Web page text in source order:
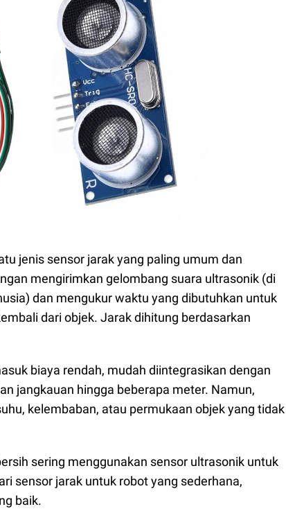
jenis sensor jarak yang paling umum dan
mengirimkan gelombang suara ultrasonik (di
dan mengukur waktu yang dibutuhkan untuk
dari objek. Jarak dihitung berdasarkan
biaya rendah, mudah diintegrasikan dengan
jangkauan hingga beberapa meter. Namun,
kelembaban, atau permukaan objek yang tidak
sering menggunakan sensor ultrasonik untuk
sensor jarak untuk robot yang sederhana,
baik.